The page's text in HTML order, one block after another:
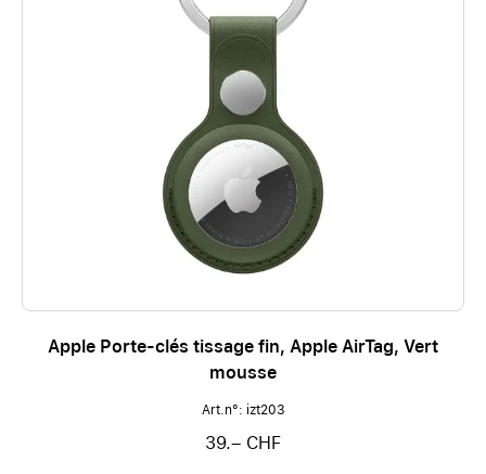
Apple Porte-clés tissage fin, Apple AirTag, Vert
mousse
Art.n°: izt203
39.– CHF